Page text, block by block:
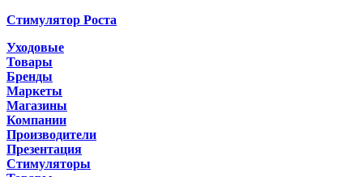
Стимулятор Роста
Уходовые
Товары
Бренды
Маркеты
Магазины
Компании
Производители
Презентация
Стимуляторы